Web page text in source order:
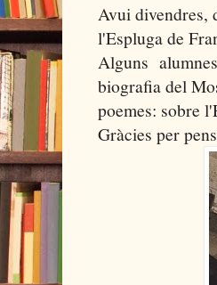
Avui divendres,
l'Espluga de
Alguns
biografia del
poemes: sobre
Gràcies per